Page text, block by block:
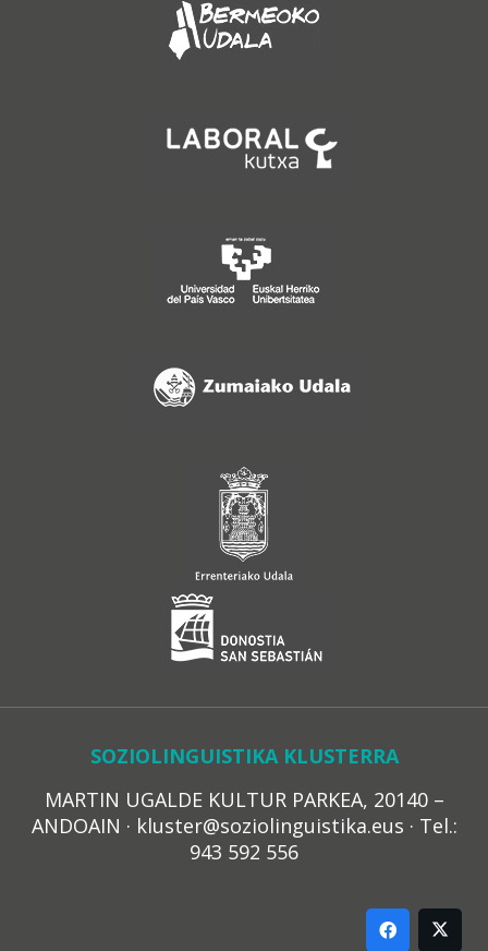
SOZIOLINGUISTIKA KLUSTERRA
MARTIN UGALDE KULTUR PARKEA, 20140 –
ANDOAIN · kluster@soziolinguistika.eus · Tel.:
943 592 556